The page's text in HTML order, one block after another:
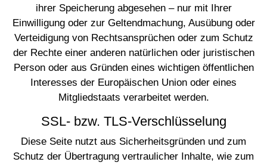
ihrer Speicherung abgesehen – nur mit Ihrer
Einwilligung oder zur Geltendmachung, Ausübung oder
Verteidigung von Rechtsansprüchen oder zum Schutz
der Rechte einer anderen natürlichen oder juristischen
Person oder aus Gründen eines wichtigen öffentlichen
Interesses der Europäischen Union oder eines
Mitgliedstaats verarbeitet werden.
SSL- bzw. TLS-Verschlüsselung
Diese Seite nutzt aus Sicherheitsgründen und zum
Schutz der Übertragung vertraulicher Inhalte, wie zum